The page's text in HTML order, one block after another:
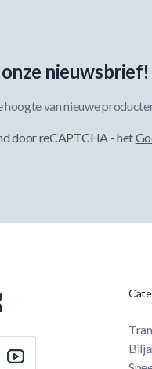
nieuwsbrief!
hoogte van nieuwe
door reCAPTCHA - het